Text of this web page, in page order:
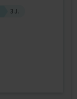
3 J.